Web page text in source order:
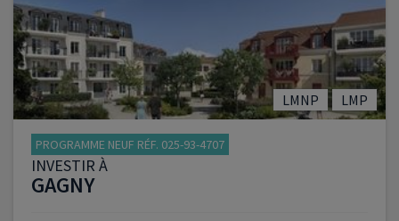
LMNP LMP
PROGRAMME NEUF RÉF. 025-93-4707
INVESTIR À
GAGNY